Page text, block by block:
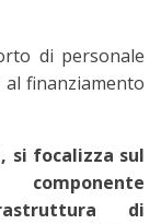
di personale
finanziamento
si focalizza sul
di